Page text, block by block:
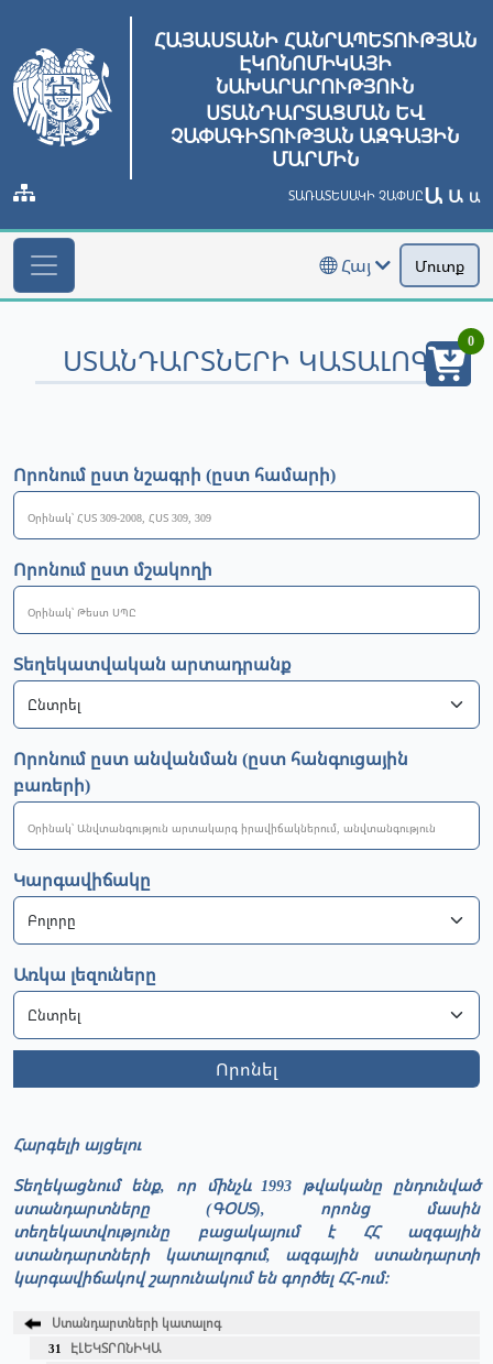
ՀԱՅԱՍՏԱՆԻ ՀԱՆՐԱՊԵՏՈՒԹՅԱՆ
ԷԿՈՆՈՄԻԿԱՅԻ
ՆԱԽԱՐԱՐՈՒԹՅՈՒՆ
ՍՏԱՆԴԱՐՏԱՑՄԱՆ ԵՎ
ՉԱՓԱԳԻՏՈՒԹՅԱՆ ԱԶԳԱՅԻՆ
ՄԱՐՄԻՆ
ՏԱՌԱՏԵՍԱԿԻ ՉԱՓՍԸԱ Ա Ա
Հայ Մուտք
ՍՏԱՆԴԱՐՏՆԵՐԻ ԿԱՏԱԼՈԳ
Որոնում ըստ նշագրի (ըստ համարի)
Որոնում ըստ մշակողի
Տեղեկատվական արտադրանք
Որոնում ըստ անվանման (ըստ հանգուցային
բառերի)
Կարգավիճակը
Առկա լեզուները
Որոնել
Հարգելի այցելու
Տեղեկացնում ենք, որ մինչև 1993 թվականը ընդունված
ստանդարտները (ԳՕՍՏ), որոնց մասին
տեղեկատվությունը բացակայում է ՀՀ ազգային
ստանդարտների կատալոգում, ազգային ստանդարտի
կարգավիճակով շարունակում են գործել ՀՀ-ում։
Ստանդարտների կատալոգ
31
ԷԼԵԿՏՐՈՆԻԿԱ
0